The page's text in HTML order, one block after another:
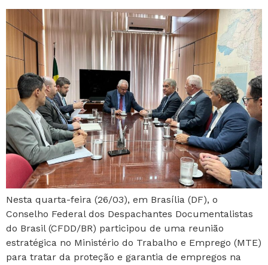
Nesta quarta-feira (26/03), em Brasília (DF), o
Conselho Federal dos Despachantes Documentalistas
do Brasil (CFDD/BR) participou de uma reunião
estratégica no Ministério do Trabalho e Emprego (MTE)
para tratar da proteção e garantia de empregos na